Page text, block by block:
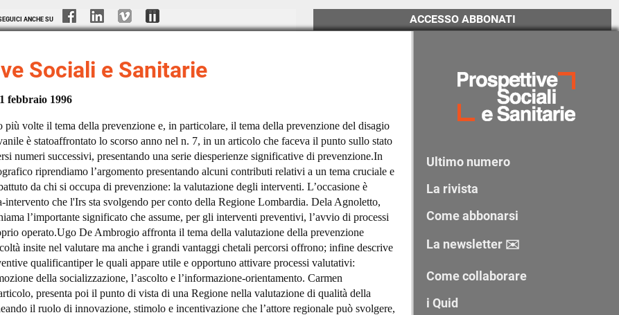
ANCHE SU ACCESSO ABBONATI
Sociali e Sanitarie
febbraio 1996
più volte il tema della prevenzione e, in particolare, il tema della prevenzione del disagio
è statoaffrontato lo scorso anno nel n. 7, in un articolo che faceva il punto sullo stato
numeri successivi, presentando una serie diesperienze significative di prevenzione.In
riprendiamo l’argomento presentando alcuni contributi relativi a un tema cruciale e
da chi si occupa di prevenzione: la valutazione degli interventi. L’occasione è
intervento che l'Irs sta svolgendo per conto della Regione Lombardia. Dela Agnoletto,
l’importante significato che assume, per gli interventi preventivi, l’avvio di processi
operato.Ugo De Ambrogio affronta il tema della valutazione della prevenzione
insite nel valutare ma anche i grandi vantaggi chetali percorsi offrono; infine descrive
qualificantiper le quali appare utile e opportuno attivare processi valutativi:
della socializzazione, l’ascolto e l’informazione-orientamento. Carmen
presenta poi il punto di vista di una Regione nella valutazione di qualità della
il ruolo di innovazione, stimolo e incentivazione che l’attore regionale può svolgere,
Ultimo numero
La rivista
Come abbonarsi
La newsletter ✉️
Come collaborare
i Quid